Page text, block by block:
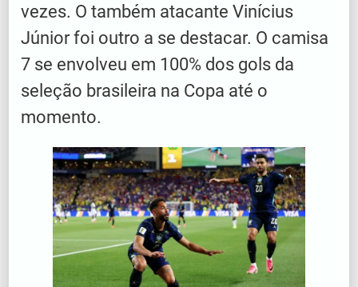
vezes. O também atacante Vinícius
Júnior foi outro a se destacar. O camisa
7 se envolveu em 100% dos gols da
seleção brasileira na Copa até o
momento.